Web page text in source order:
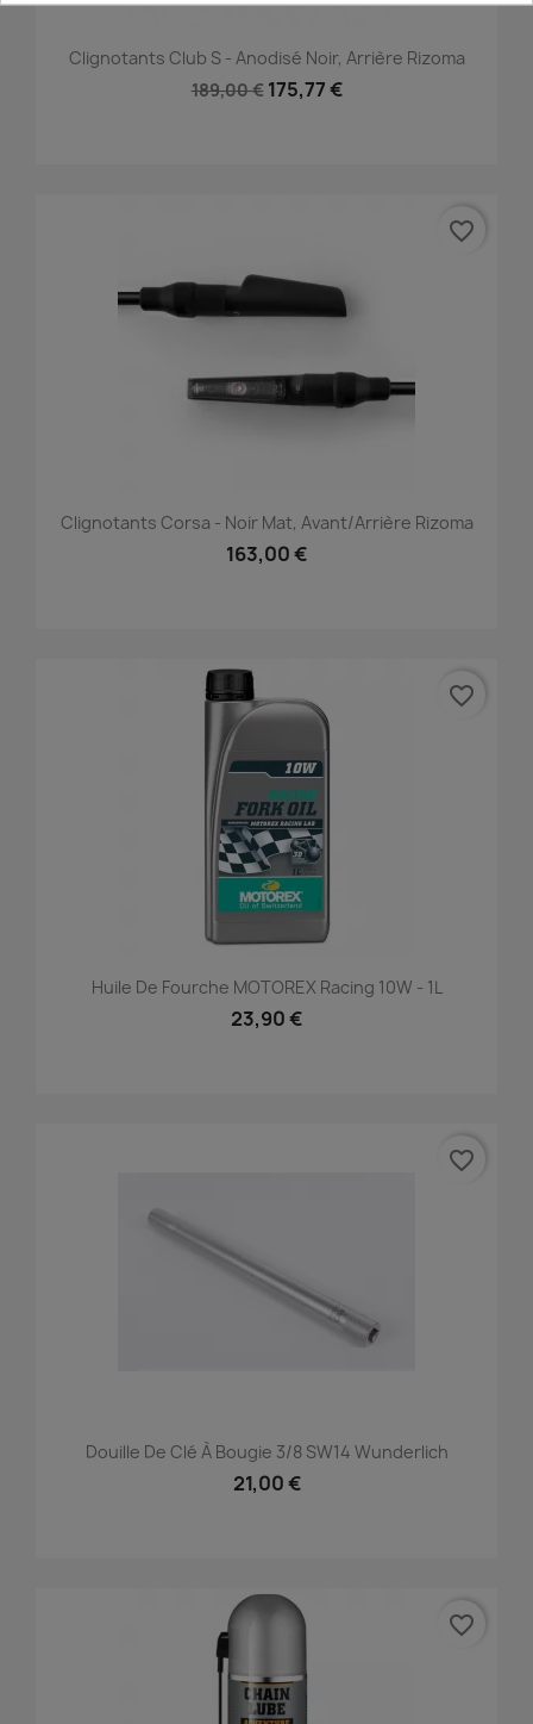
Clignotants Club S - Anodisé Noir, Arrière Rizoma
189,00 € 175,77 €
Clignotants Corsa - Noir Mat, Avant/Arrière Rizoma
163,00 €
favorite_border
Huile De Fourche MOTOREX Racing 10W - 1L
23,90 €
favorite_border
Douille De Clé À Bougie 3/8 SW14 Wunderlich
21,00 €
favorite_border
favorite_border